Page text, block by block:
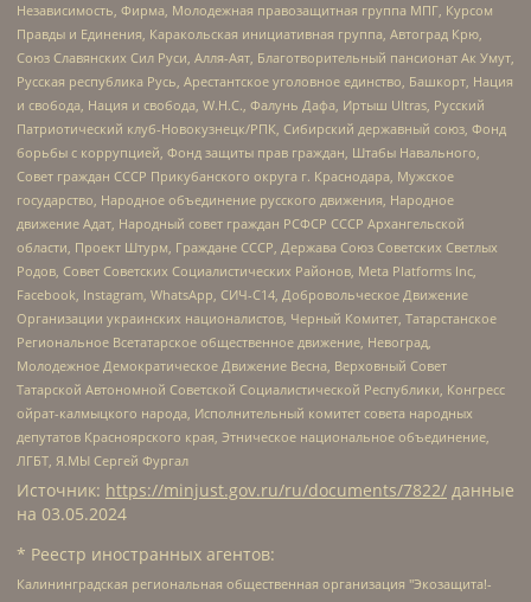
Независимость, Фирма, Молодежная правозащитная группа МПГ, Курсом
Правды и Единения, Каракольская инициативная группа, Автоград Крю,
Союз Славянских Сил Руси, Алля-Аят, Благотворительный пансионат Ак Умут,
Русская республика Русь, Арестантское уголовное единство, Башкорт, Нация
и свобода, Нация и свобода, W.H.С., Фалунь Дафа, Иртыш Ultras, Русский
Патриотический клуб-Новокузнецк/РПК, Сибирский державный союз, Фонд
борьбы с коррупцией, Фонд защиты прав граждан, Штабы Навального,
Совет граждан СССР Прикубанского округа г. Краснодара, Мужское
государство, Народное объединение русского движения, Народное
движение Адат, Народный совет граждан РСФСР СССР Архангельской
области, Проект Штурм, Граждане СССР, Держава Союз Советских Светлых
Родов, Совет Советских Социалистических Районов, Meta Platforms Inc,
Facebook, Instagram, WhatsApp, СИЧ-С14, Добровольческое Движение
Организации украинских националистов, Черный Комитет, Татарстанское
Региональное Всетатарское общественное движение, Невоград,
Молодежное Демократическое Движение Весна, Верховный Совет
Татарской Автономной Советской Социалистической Республики, Конгресс
ойрат-калмыцкого народа, Исполнительный комитет совета народных
депутатов Красноярского края, Этническое национальное объединение,
ЛГБТ, Я.МЫ Сергей Фургал
Источник: https://minjust.gov.ru/ru/documents/7822/ данные
на 03.05.2024
* Реестр иностранных агентов:
Калининградская региональная общественная организация "Экозащита!-Женсовет", Фонд содействия защите прав и свобод граждан "Общественный вердикт", Фонд "Институт Развития Свободы Информации", Частное учреждение "Информационное агентство МЕМО. РУ", Региональная общественная организация "Общественная комиссия по сохранению наследия академика Сахарова", Фонд поддержки свободы прессы, Санкт-Петербургская общественная правозащитная организация "Гражданский контроль", Межрегиональная общественная организация "Информационно-просветительский центр "Мемориал", Региональный Фонд "Центр Защиты Прав Средств Массовой Информации", с 05.12.2023 Фонд "Центр Защиты Прав Средств массовой информации", Региональная общественная благотворительная организация помощи беженцам и мигрантам "Гражданское содействие", Негосударственное образовательное учреждение дополнительного профессионального образования (повышение квалификации) специалистов "АКАДЕМИЯ ПО ПРАВАМ ЧЕЛОВЕКА", Свердловская региональная общественная организация "Сутяжник", Автономная некоммерческая организация "Центр независимых социологических исследований", Союз общественных объединений "Российский исследовательский центр по правам человека", Региональное общественное учреждение научно-информационный центр "МЕМОРИАЛ", Некоммерческая организация "Фонд защиты гласности", Автономная некоммерческая организация "Институт прав человека", Городская общественная организация "Екатеринбургское общество "МЕМОРИАЛ", Городская общественная организация "Рязанское историко-просветительское и правозащитное общество "Мемориал" (Рязанский Мемориал), Челябинский региональный орган общественной самодеятельности – женское общественное объединение "Женщины Евразии", Челябинский региональный орган общественной самодеятельности "Уральская правозащитная группа", Фонд содействия защите здоровья и социальной справедливости имени Андрея Рылькова, Автономная Некоммерческая Организация "Аналитический Центр Юрия Левады", Автономная некоммерческая организация социальной поддержки населения "Проект Апрель", Региональная общественная организация помощи женщинам и детям, находящимся в кризисной ситуации "Информационно-методический центр "Анна", Фонд содействия развитию массовых коммуникаций и правовому просвещению "Так-так-Так", Фонд содействия устойчивому развитию "Серебряная тайга", Свердловский региональный общественный фонд социальных проектов "Новое время", "Idel.Реалии", Кавказ.Реалии, Крым.Реалии, Телеканал Настоящее Время, Татаро-башкирская служба Радио Свобода (Azatliq Radiosi), Радио Свободная Европа/Радио Свобода (PCE/PC), "Сибирь.Реалии", "Фактограф", Благотворительный фонд помощи осужденным и их семьям, Автономная некоммерческая организация "Институт глобализации и социальных движений", Фонд "В защиту прав заключенных", Частное учреждение "Центр поддержки и содействия развитию средств массовой информации", Пензенский региональный общественный благотворительный фонд "Гражданский союз", "Север.Реалии", Некоммерческая организация Фонд "Правовая инициатива", Общество с ограниченной ответственностью "Радио Свободная Европа/Радио Свобода", Чешское информационное агентство "MEDIUM-ORIENT", Красноярская региональная общественная организация "Мы против СПИДа", Камалягин Денис Николаевич, Маркелов Сергей Евгеньевич, Пономарев Лев Александрович, Савицкая Людмила Алексеевна, Автономная некоммерческая организация "Центр по работе с проблемой насилия "НАСИЛИЮ.НЕТ", Межрегиональный профессиональный союз работников здравоохранения "Альянс врачей", Юридическое лицо, зарегистрированное в Латвийской Республике, SIA "Medusa Project" (регистрационный номер 40103797863, дата регистрации 10.06.2014), Некоммерческая организация "Фонд по борьбе с коррупцией", Автономная некоммерческая организация "Институт права и публичной политики", Баданин Роман Сергеевич, Гликин Максим Александрович, Железнова Мария Михайловна, Лукьянова Юлия Сергеевна, Маетная Елизавета Витальевна, Маняхин Петр Борисович, Чуракова Ольга Владимировна, Ярош Юлия Петровна, Юридическое лицо "The Insider SIA", зарегистрированное в Риге, Латвийская Республика (дата регистрации 26.06.2015), являющееся администратором доменного имени интернет-издания "The Insider SIA", https://theins.ru, Постернак Алексей Евгеньевич, Рубин Михаил Аркадьевич, Анин Роман Александрович, Юридическое лицо Istories fonds, зарегистрированное в Латвийской Республике (регистрационный номер 50008295751, дата регистрации 24.02.2020), Великовский Дмитрий Александрович, Долинина Ирина Николаевна, Мароховская Алеся Алексеевна, Шлейнов Роман Юрьевич, Шмагун Олеся Валентиновна, Общество с ограниченной ответственностью "Альтаир 2021", Общество с ограниченной ответственностью "Вега 2021", Общество с ограниченной ответственностью "Главный редактор 2021", Общество с ограниченной ответственностью "Ромашки монолит", Важенков Артем Валерьевич, Ивановская областная общественная организация "Центр гендерных исследований", Гурман Юрий Альбертович, Медиапроект "ОВД-Инфо", Егоров Владимир Владимирович, Жилинский Владимир Александрович, Общество с ограниченной ответственностью "ЗП", Иванова София Юрьевна, Карезина Инна Павловна, Кильтау Екатерина Викторовна, Петров Алексей Викторович, Пискунов Сергей Евгеньевич, Смирнов Сергей Сергеевич, Тихонов Михаил Сергеевич, Общество с ограниченной ответственностью "ЖУРНАЛИСТ-ИНОСТРАННЫЙ АГЕНТ", Арапова Галина Юрьевна, Вольтская Татьяна Анатольевна, Американская компания "Mason G.E.S. Anonymous Foundation" (США), являющаяся владельцем интернет-издания https://mnews.world/, Компания "Stichting Bellingcat", зарегистрированная в Нидерландах (дата регистрации 11.07.2018), Захаров Андрей Вячеславович, Клепиковская Екатерина Дмитриевна, Общество с ограниченной ответственностью "МЕМО", Перл Роман Александрович, Симонов Евгений Алексеевич, Соловьева Елена Анатольевна, Сотников Даниил Владимирович, Сурначева Елизавета Дмитриевна, Автономная некоммерческая организация по защите прав человека и информированию населения "Якутия – Наше Мнение", Общество с ограниченной ответственностью "Москоу диджитал медиа", с 26.01.2023 Общество с ограниченной ответственностью "Чайка Белые сады", Ветошкина Валерия Валерьевна, Заговора Максим Александрович, Межрегиональное общественное движение "Российская ЛГБТ - сеть", Оленичев Максим Владимирович, Павлов Иван Юрьевич, Скворцова Елена Сергеевна, Общество с ограниченной ответственностью "Как бы инагент", Кочетков Игорь Викторович, Общество с ограниченной ответственностью "Честные выборы", Еланчик Олег Александрович, Общество с ограниченной ответственностью "Нобелевский призыв", Гималова Регина Эмилевна, Григорьев Андрей Валерьевич, Григорьева Алина Александровна, Ассоциация по содействию защите прав призывников, альтернативнослужащих и военнослужащих "Правозащитная группа "Гражданин.Армия.Право", Хисамова Регина Фаритовна, Автономная некоммерческая организация по реализации социально-правовых программ "Лилит", Дальневосточное общественное движение "Маяк", Санкт-Петербургская ЛГБТ-инициативная группа "Выход", Инициативная группа ЛГБТ+ "Реверс", Алексеев Андрей Викторович, Бекбулатова Таисия Львовна, Беляев Иван Михайлович, Владыкина Елена Сергеевна, Гельман Марат Александрович, Никульшина Вероника Юрьевна, Толоконникова Надежда Андреевна, Шендерович Виктор Анатольевич, Общество с ограниченной ответственностью "Данное сообщение", Общество с ограниченной ответственностью Издательский дом "Новая глава", Айнбиндер Александра Александровна, Московский комьюнити-центр для ЛГБТ+инициатив, Благотворительный фонд развития филантропии, Deutsche Welle (Германия, Kurt-Schumacher-Strasse 3, 53113 Bonn), Борзунова Мария Михайловна, Воробьев Виктор Викторович, Голубева Анна Львовна, Константинова Алла Михайловна, Малкова Ирина Владимировна, Мурадов Мурад Абдулгалимович, Осетинская Елизавета Николаевна, Понасенков Евгений Николаевич, Ганапольский Матвей Юрьевич, Киселев Евгений Алексеевич, Борухович Ирина Григорьевна, Дремин Иван Тимофеевич, Дубровский Дмитрий Викторович, Красноярская региональная общественная организация поддержки и развития альтернативных образовательных технологий и межкультурных коммуникаций "ИНТЕРРА", Маяковская Екатерина Алексеевна, Фейгин Марк Захарович, Филимонов Андрей Викторович, Дзугкоева Регина Николаевна, Доброхотов Роман Александрович, Дудь Юрий Александрович, Елкин Сергей Владимирович, Кругликов Кирилл Игоревич, Сабунаева Мария Леонидовна, Семенов Алексей Владимирович, Шаинян Карен Багратович, Шульман Екатерина Михайловна, Асафьев Артур Валерьевич, Вахштайн Виктор Семенович, Венедиктов Алексей Алексеевич, Лушникова Екатерина Евгеньевна, Волков Леонид Михайлович, Невзоров Александр Глебович, Пархоменко Сергей Борисович, Сироткин Ярослав Николаевич, Кара-Мурза Владимир Владимирович, Баранова Наталья Владимировна, Гозман Леонид Яковлевич, Кагарлицкий Борис Юльевич, Климарев Михаил Валерьевич, Милов Владимир Станиславович, Автономная некоммерческая организация Краснодарский центр современного искусства "Типография", Моргенштерн Алишер Тагирович, Соболь Любовь Эдуардовна, Общество с ограниченной ответственностью "ЛИЗА НОРМ", Каспаров Гарри Кимович, Ходорковский Михаил Борисович, Общество с ограниченной ответственностью "Апрельские тезисы", Данилович Ирина Брониславовна, Кашин Олег Владимирович, Петров Николай Владимирович, Пивоваров Алексей Владимирович, Соколов Михаил Владимирович, Цветкова Юлия Владимировна, Чичваркин Евгений Александрович, Комитет против пыток/Команда против пыток, Общество с ограниченной ответственностью "Первый научный", Общество с ограниченной ответственностью "Вертолет и ко", Белоцерковская Вероника Борисовна, Кац Максим Евгеньевич, Лазарева Татьяна Юрьевна, Шаведдинов Руслан Табризович, Яшин Илья Валерьевич, Общество с ограниченной ответственностью "Иноагент ААВ", Алешковский Дмитрий Петрович, Альбац Евгения Марковна, Быков Дмитрий Львович, Галямина Юлия Евгеньевна, Лойко Сергей Леонидович, Мартынов Кирилл Константинович, Медведев Сергей Александрович, Крашенинников Федор Геннадиевич, Гордеева Катерина Вл